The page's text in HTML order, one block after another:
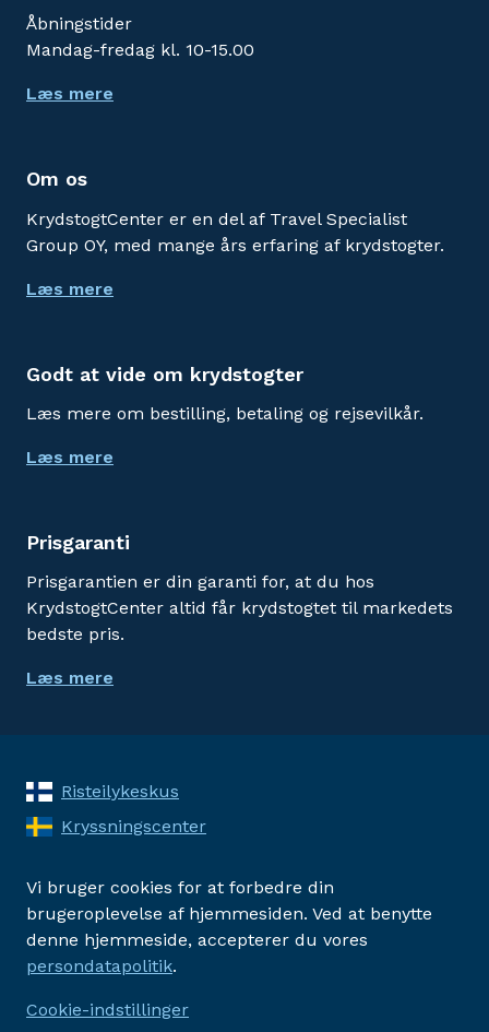
Åbningstider
Mandag-fredag kl. 10-15.00
Læs mere
Om os
KrydstogtCenter er en del af Travel Specialist
Group OY, med mange års erfaring af krydstogter.
Læs mere
Godt at vide om krydstogter
Læs mere om bestilling, betaling og rejsevilkår.
Læs mere
Prisgaranti
Prisgarantien er din garanti for, at du hos
KrydstogtCenter altid får krydstogtet til markedets
bedste pris.
Læs mere
Risteilykeskus
Kryssningscenter
Vi bruger cookies for at forbedre din
brugeroplevelse af hjemmesiden. Ved at benytte
denne hjemmeside, accepterer du vores
persondatapolitik.
Cookie-indstillinger